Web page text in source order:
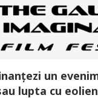
un
lupta cu